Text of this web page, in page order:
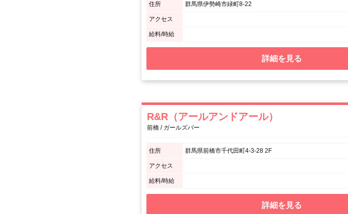
住所 群馬県伊勢崎市緑町8-22
アクセス
給料/時給
詳細を見る
R&R（アールアンドアール）
前橋 / ガールズバー
住所 群馬県前橋市千代田町4-3-28 2F
アクセス
給料/時給
詳細を見る